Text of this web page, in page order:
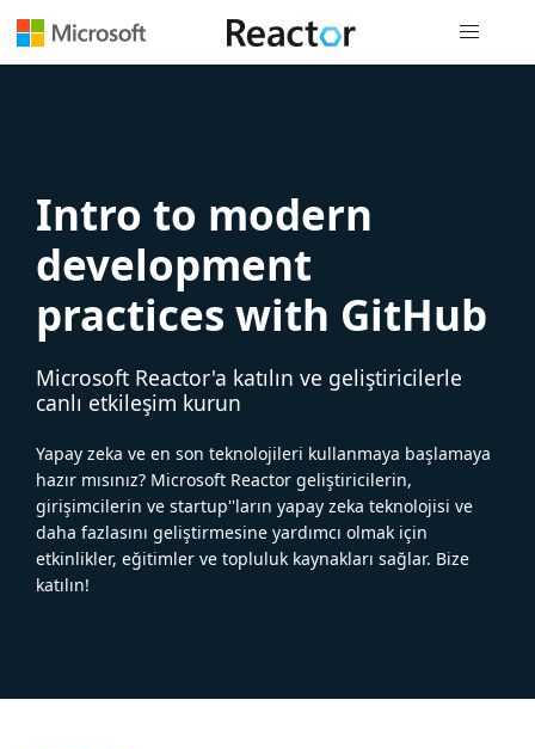
Intro to modern
development
practices with GitHub
Microsoft Reactor'a katılın ve geliştiricilerle
canlı etkileşim kurun
Yapay zeka ve en son teknolojileri kullanmaya başlamaya
hazır mısınız? Microsoft Reactor geliştiricilerin,
girişimcilerin ve startup''ların yapay zeka teknolojisi ve
daha fazlasını geliştirmesine yardımcı olmak için
etkinlikler, eğitimler ve topluluk kaynakları sağlar. Bize
katılın!